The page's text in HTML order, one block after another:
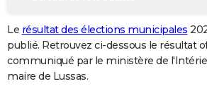
GUIDES D'ACHAT
BONS PLANS
Le résultat des élections municipales
publié. Retrouvez ci-dessous le résultat
communiqué par le ministère de
maire de Lussas.